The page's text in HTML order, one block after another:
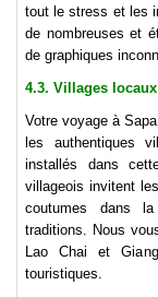
tout le stress et les
de nombreuses et
de graphiques
4.3. Villages locaux
Votre voyage à
les authentiques
installés dans
villageois invitent
coutumes dans
traditions. Nous
Lao Chai et
touristiques.